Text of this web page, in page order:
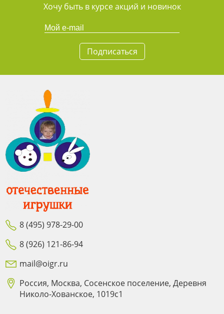
Хочу быть в курсе акций и новинок
Подписаться
8 (495) 978-29-00
8 (926) 121-86-94
mail@oigr.ru
Россия, Москва, Сосенское поселение, Деревня
Николо-Хованское, 1019с1